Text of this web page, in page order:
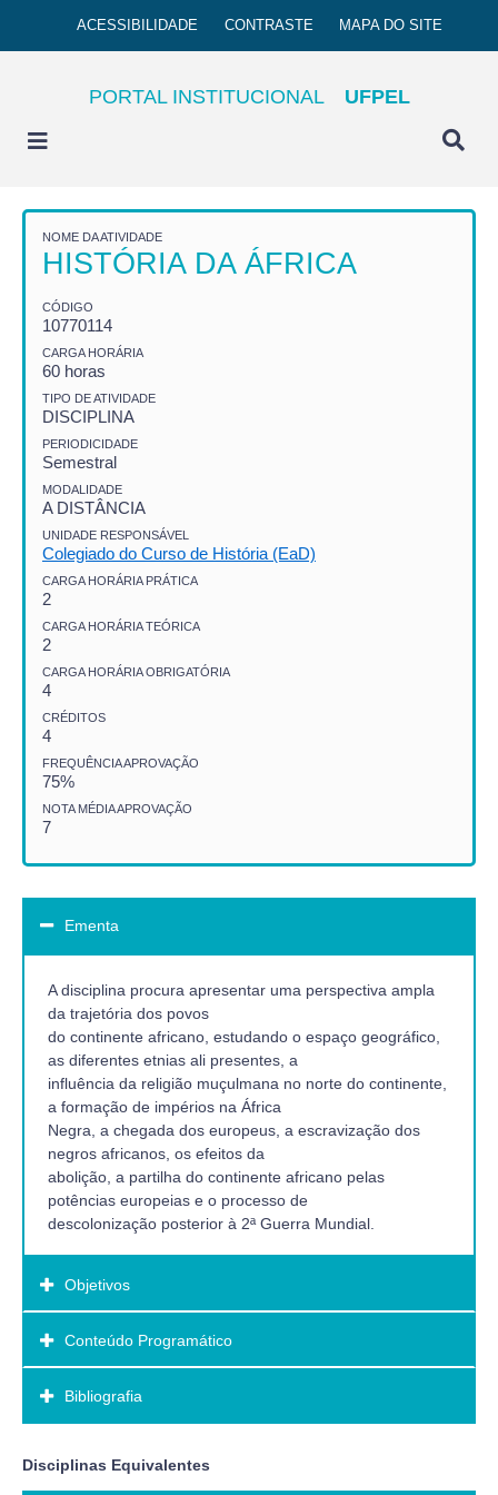
ACESSIBILIDADE CONTRASTE MAPA DO SITE
PORTAL INSTITUCIONAL UFPEL
NOME DA ATIVIDADE
HISTÓRIA DA ÁFRICA
CÓDIGO
10770114
CARGA HORÁRIA
60 horas
TIPO DE ATIVIDADE
DISCIPLINA
PERIODICIDADE
Semestral
MODALIDADE
A DISTÂNCIA
UNIDADE RESPONSÁVEL
Colegiado do Curso de História (EaD)
CARGA HORÁRIA PRÁTICA
2
CARGA HORÁRIA TEÓRICA
2
CARGA HORÁRIA OBRIGATÓRIA
4
CRÉDITOS
4
FREQUÊNCIA APROVAÇÃO
75%
NOTA MÉDIA APROVAÇÃO
7
Ementa
A disciplina procura apresentar uma perspectiva ampla
da trajetória dos povos
do continente africano, estudando o espaço geográfico,
as diferentes etnias ali presentes, a
influência da religião muçulmana no norte do continente,
a formação de impérios na África
Negra, a chegada dos europeus, a escravização dos
negros africanos, os efeitos da
abolição, a partilha do continente africano pelas
potências europeias e o processo de
descolonização posterior à 2ª Guerra Mundial.
Objetivos
Objetivo Geral:
Compreender as características geográficas do
continente africano e os traços culturais
o seu território.
Discutir a formação dos impérios na África Negra (século
Conteúdo Programático
Bibliografia
Bibliografia Básica:
Disciplinas Equivalentes